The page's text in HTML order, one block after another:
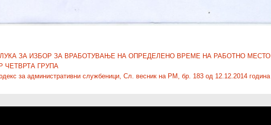
ЗА ИЗБОР ЗА ВРАБОТУВАЊЕ НА ОПРЕДЕЛЕНО ВРЕМЕ НА РАБОТНО МЕСТО
ЧЕТВРТА ГРУПА
за административни службеници, Сл. весник на РМ, бр. 183 од 12.12.2014 година